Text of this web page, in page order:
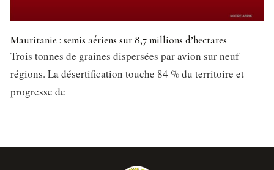
Mauritanie : semis aériens sur 8,7 millions d’hectares
Trois tonnes de graines dispersées par avion sur neuf
régions. La désertification touche 84 % du territoire et
progresse de